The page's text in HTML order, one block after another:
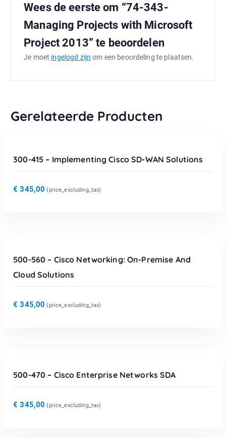
Wees de eerste om “74-343-
Managing Projects with Microsoft
Project 2013” te beoordelen
Je moet ingelogd zijn om een beoordeling te plaatsen.
Gerelateerde Producten
300-415 – Implementing Cisco SD-WAN Solutions
€ 345,00 {price_excluding_tax)
500-560 – Cisco Networking: On-Premise And
Cloud Solutions
€ 345,00 {price_excluding_tax)
500-470 – Cisco Enterprise Networks SDA
€ 345,00 {price_excluding_tax)